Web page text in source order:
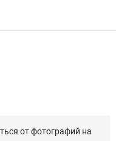
от фотографий на